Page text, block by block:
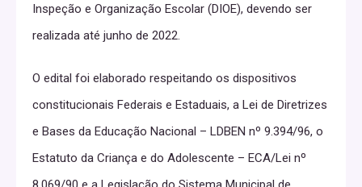
Inspeção e Organização Escolar (DIOE), devendo ser
realizada até junho de 2022.
O edital foi elaborado respeitando os dispositivos
constitucionais Federais e Estaduais, a Lei de Diretrizes
e Bases da Educação Nacional – LDBEN nº 9.394/96, o
Estatuto da Criança e do Adolescente – ECA/Lei nº